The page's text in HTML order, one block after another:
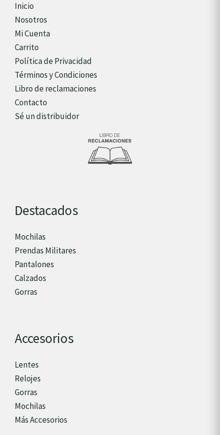
Inicio
Nosotros
Mi Cuenta
Carrito
Política de Privacidad
Términos y Condiciones
Libro de reclamaciones
Contacto
Sé un distribuidor
Destacados
Mochilas
Prendas Militares
Pantalones
Calzados
Gorras
Accesorios
Lentes
Relojes
Gorras
Mochilas
Más Accesorios